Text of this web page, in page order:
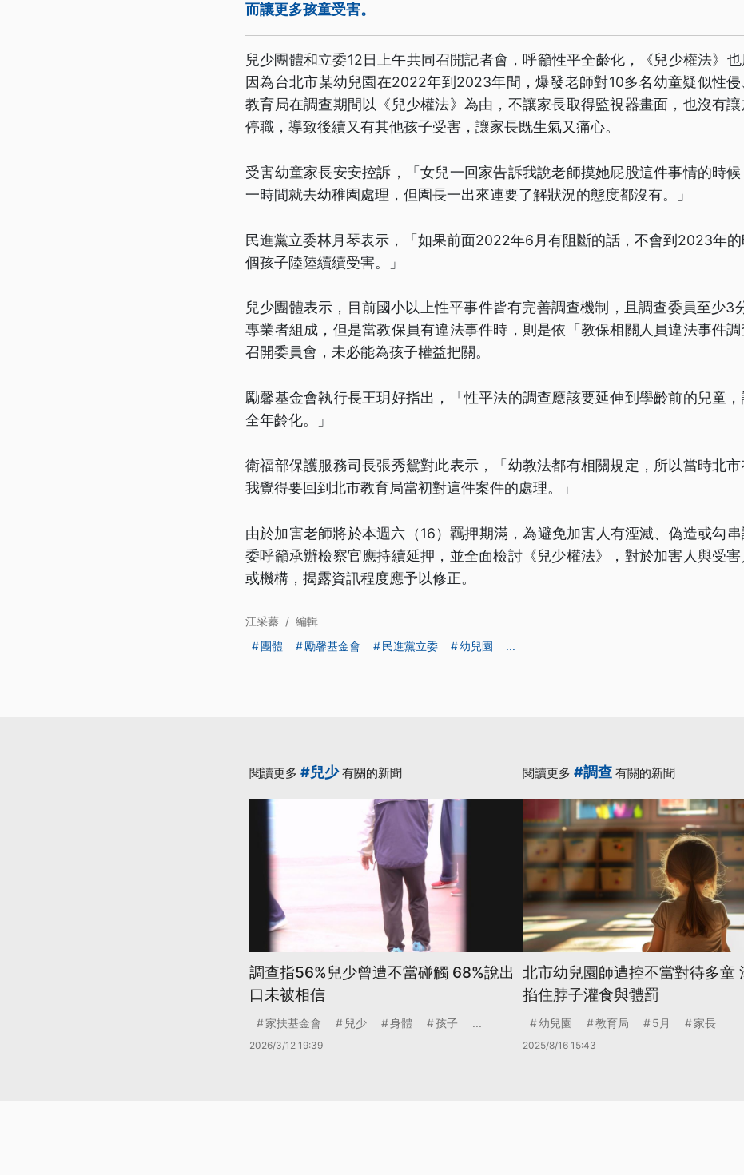
而讓更多孩童受害。
兒少團體和立委12日上午共同召開記者會，呼籲性平全齡化，《兒少權法》也
因為台北市某幼兒園在2022年到2023年間，爆發老師對10多名幼童疑似性侵
教育局在調查期間以《兒少權法》為由，不讓家長取得監視器畫面，也沒有
停職，導致後續又有其他孩子受害，讓家長既生氣又痛心。
受害幼童家長安安控訴，「女兒一回家告訴我說老師摸她屁股這件事情的時
一時間就去幼稚園處理，但園長一出來連要了解狀況的態度都沒有。」
民進黨立委林月琴表示，「如果前面2022年6月有阻斷的話，不會到2023年
個孩子陸陸續續受害。」
兒少團體表示，目前國小以上性平事件皆有完善調查機制，且調查委員至少3
專業者組成，但是當教保員有違法事件時，則是依「教保相關人員違法事件調
召開委員會，未必能為孩子權益把關。
勵馨基金會執行長王玥好指出，「性平法的調查應該要延伸到學齡前的兒童
全年齡化。」
衛福部保護服務司長張秀鴛對此表示，「幼教法都有相關規定，所以當時北市
我覺得要回到北市教育局當初對這件案件的處理。」
由於加害老師將於本週六（16）羈押期滿，為避免加害人有湮滅、偽造或勾
委呼籲承辦檢察官應持續延押，並全面檢討《兒少權法》，對於加害人與受
或機構，揭露資訊程度應予以修正。
江采蓁 / 編輯
團體
勵馨基金會 民進黨立委 幼兒園 ...
閱讀更多 #兒少有關的新聞
調查指56%兒少曾遭不當碰觸 68%說出
口未被相信
家扶基金會 兒少 身體 孩子 ...
2026/3/12 19:39
閱讀更多 #調查 有關的新聞
北市幼兒園師遭控不當對待多童
掐住脖子灌食與體罰
幼兒園 教育局 5月 家長
2025/8/16 15:43